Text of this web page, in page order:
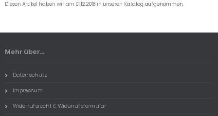
Diesen Artikel haben wir am 01.12.2018 in unseren Katalog aufgenommen.
Mehr über...
Datenschutz
Impressum
Widerrufsrecht & Widerrufsformular